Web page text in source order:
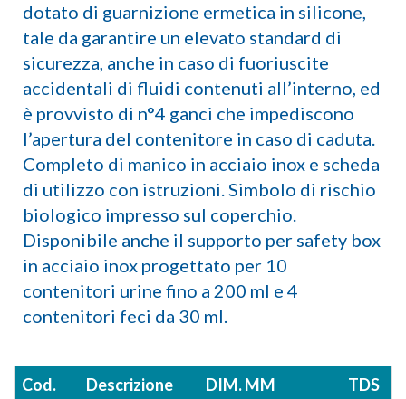
dotato di guarnizione ermetica in silicone,
tale da garantire un elevato standard di
sicurezza, anche in caso di fuoriuscite
accidentali di fluidi contenuti all’interno, ed
è provvisto di n°4 ganci che impediscono
l’apertura del contenitore in caso di caduta.
Completo di manico in acciaio inox e scheda
di utilizzo con istruzioni. Simbolo di rischio
biologico impresso sul coperchio.
Disponibile anche il supporto per safety box
in acciaio inox progettato per 10
contenitori urine fino a 200 ml e 4
contenitori feci da 30 ml.
Cod. Descrizione DIM. MM TDS